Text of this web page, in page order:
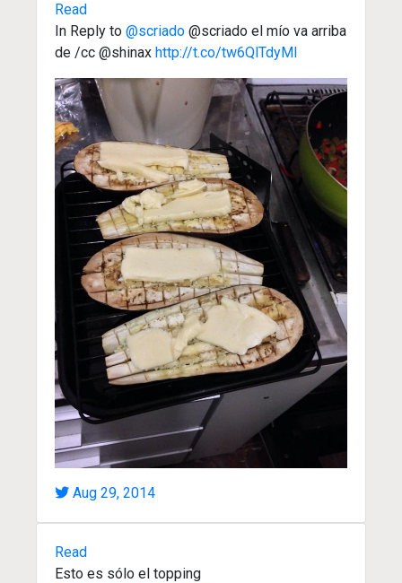
Read
In Reply to @scriado @scriado el mío va arriba
de /cc @shinax http://t.co/tw6QlTdyMI
Aug 29, 2014
Read
Esto es sólo el topping